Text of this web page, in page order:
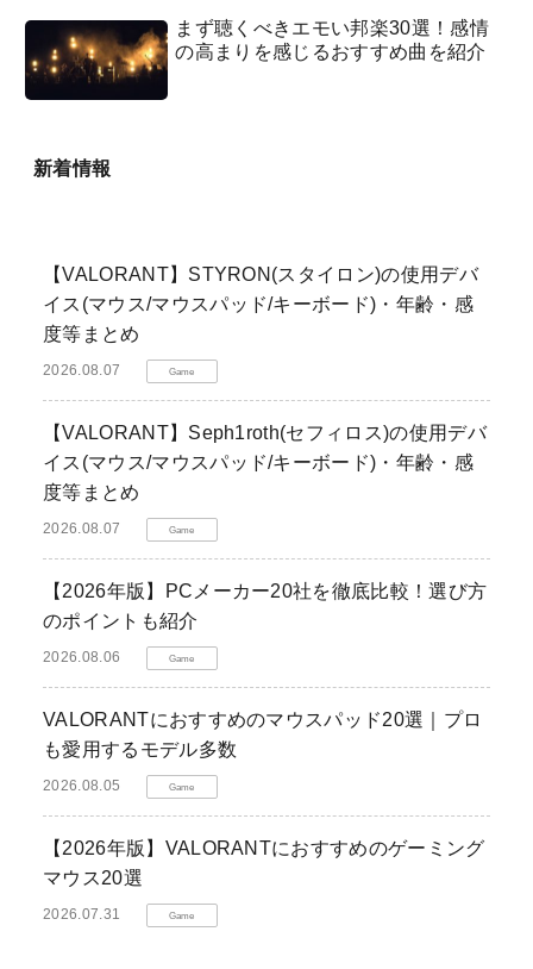
まず聴くべきエモい邦楽30選！感情
の高まりを感じるおすすめ曲を紹介
新着情報
【VALORANT】STYRON(スタイロン)の使用デバ
イス(マウス/マウスパッド/キーボード)・年齢・感
度等まとめ
2026.08.07 Game
【VALORANT】Seph1roth(セフィロス)の使用デバ
イス(マウス/マウスパッド/キーボード)・年齢・感
度等まとめ
2026.08.07 Game
【2026年版】PCメーカー20社を徹底比較！選び方
のポイントも紹介
2026.08.06 Game
VALORANTにおすすめのマウスパッド20選｜プロ
も愛用するモデル多数
2026.08.05 Game
【2026年版】VALORANTにおすすめのゲーミング
マウス20選
2026.07.31 Game